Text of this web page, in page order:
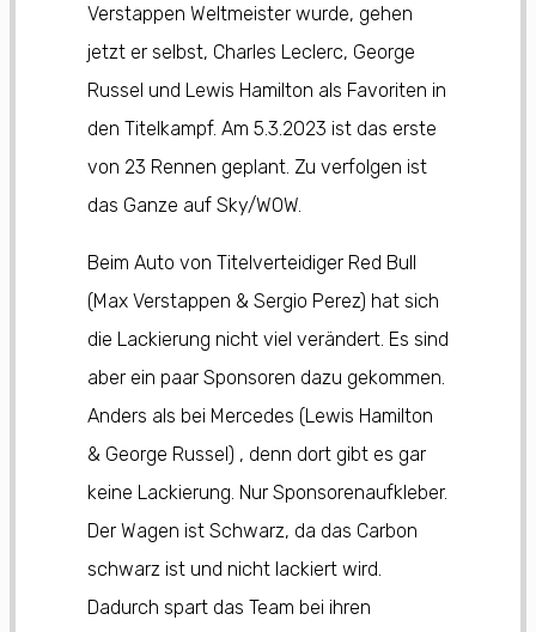
Verstappen Weltmeister wurde, gehen
jetzt er selbst, Charles Leclerc, George
Russel und Lewis Hamilton als Favoriten in
den Titelkampf. Am 5.3.2023 ist das erste
von 23 Rennen geplant. Zu verfolgen ist
das Ganze auf Sky/WOW.
Beim Auto von Titelverteidiger Red Bull
(Max Verstappen & Sergio Perez) hat sich
die Lackierung nicht viel verändert. Es sind
aber ein paar Sponsoren dazu gekommen.
Anders als bei Mercedes (Lewis Hamilton
& George Russel) , denn dort gibt es gar
keine Lackierung. Nur Sponsorenaufkleber.
Der Wagen ist Schwarz, da das Carbon
schwarz ist und nicht lackiert wird.
Dadurch spart das Team bei ihren